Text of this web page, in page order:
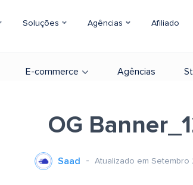
Soluções Agências Afiliado
E-commerce Agências
OG
Saad Atualizado em Setembro